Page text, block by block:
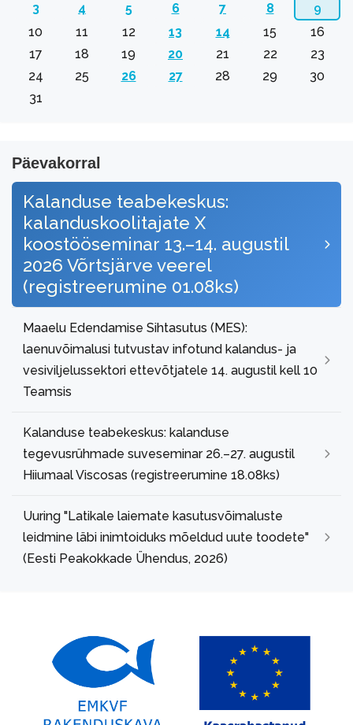
3
4 5 6 7 8
9
10
11 12 13 14 15
16
17
18 19 20 21 22
23
24
25 26 27 28 29
30
31
Päevakorral
Kalanduse teabekeskus:
kalanduskoolitajate X
koostööseminar 13.–14. augustil
2026 Võrtsjärve veerel
(registreerumine 01.08ks)
Maaelu Edendamise Sihtasutus (MES):
laenuvõimalusi tutvustav infotund kalandus- ja
vesiviljelussektori ettevõtjatele 14. augustil kell 10
Teamsis
Kalanduse teabekeskus: kalanduse
tegevusrühmade suveseminar 26.–27. augustil
Hiiumaal Viscosas (registreerumine 18.08ks)
Uuring "Latikale laiemate kasutusvõimaluste
leidmine läbi inimtoiduks mõeldud uute toodete"
(Eesti Peakokkade Ühendus, 2026)